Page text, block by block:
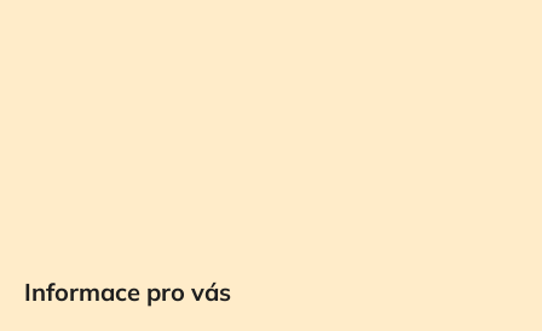
Informace pro vás